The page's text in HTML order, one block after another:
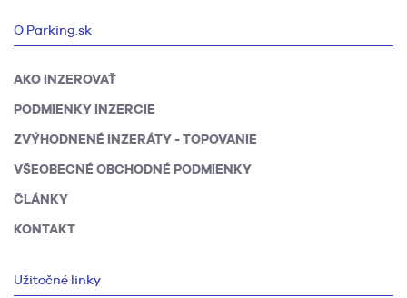
O Parking.sk
AKO INZEROVAŤ
PODMIENKY INZERCIE
ZVÝHODNENÉ INZERÁTY - TOPOVANIE
VŠEOBECNÉ OBCHODNÉ PODMIENKY
ČLÁNKY
KONTAKT
Užitočné linky